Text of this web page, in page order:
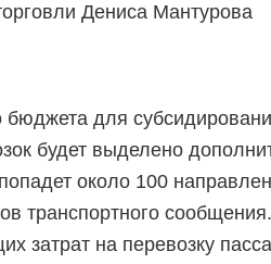
Дениса Мантурова
бюджета для
будет выделено
около 100
транспортного
затрат на перевозку